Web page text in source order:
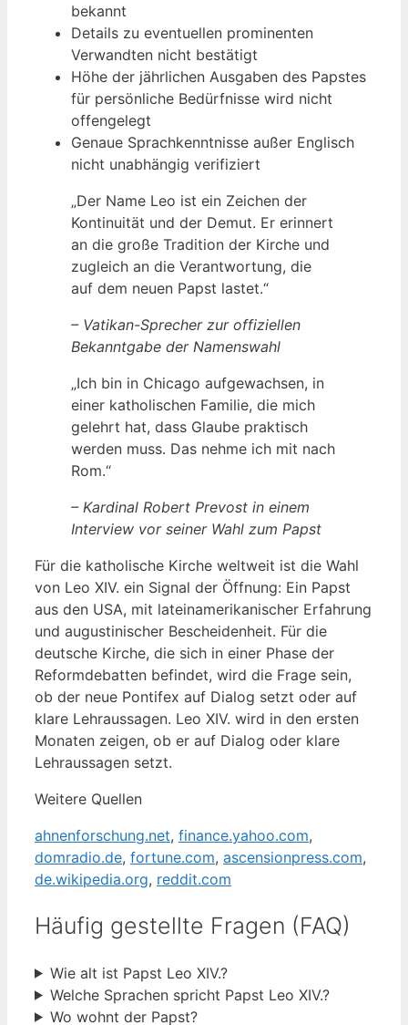
bekannt
Details zu eventuellen prominenten
Verwandten nicht bestätigt
Höhe der jährlichen Ausgaben des Papstes
für persönliche Bedürfnisse wird nicht
offengelegt
Genaue Sprachkenntnisse außer Englisch
nicht unabhängig verifiziert
„Der Name Leo ist ein Zeichen der
Kontinuität und der Demut. Er erinnert
an die große Tradition der Kirche und
zugleich an die Verantwortung, die
auf dem neuen Papst lastet.“
– Vatikan-Sprecher zur offiziellen
Bekanntgabe der Namenswahl
„Ich bin in Chicago aufgewachsen, in
einer katholischen Familie, die mich
gelehrt hat, dass Glaube praktisch
werden muss. Das nehme ich mit nach
Rom.“
– Kardinal Robert Prevost in einem
Interview vor seiner Wahl zum Papst
Für die katholische Kirche weltweit ist die Wahl
von Leo XIV. ein Signal der Öffnung: Ein Papst
aus den USA, mit lateinamerikanischer Erfahrung
und augustinischer Bescheidenheit. Für die
deutsche Kirche, die sich in einer Phase der
Reformdebatten befindet, wird die Frage sein,
ob der neue Pontifex auf Dialog setzt oder auf
klare Lehraussagen. Leo XIV. wird in den ersten
Monaten zeigen, ob er auf Dialog oder klare
Lehraussagen setzt.
Weitere Quellen
ahnenforschung.net, finance.yahoo.com,
domradio.de, fortune.com, ascensionpress.com,
de.wikipedia.org, reddit.com
Häufig gestellte Fragen (FAQ)
Wie alt ist Papst Leo XIV.?
Welche Sprachen spricht Papst Leo XIV.?
Wo wohnt der Papst?